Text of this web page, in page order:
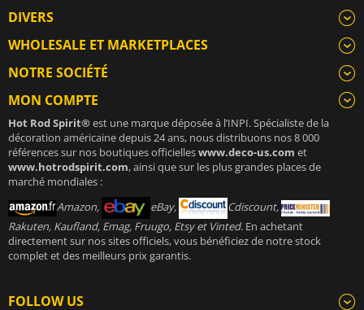
DIVERS
WHOLESALE ET MARKETPLACES
NOTRE SOCIÉTÉ
MON COMPTE
Hot Rod Spirit®est une marque déposée à l’INPI. Spécialiste de la
décoration américaine depuis 24 ans, nous distribuons nos 8 000
références sur nos boutiques officielleswww.deco-us.com et
www.hotrodspirit.com, ainsi que sur les plus grandes places de
marché mondiales :
Amazon,
eBay,
Cdiscount,
Rakuten, Kaufland, Emag, Fruugo, Etsy et Vinted. En achetant
directement sur nos sites officiels, vous bénéficiez de notre stock
complet et des meilleurs prix garantis.
FOLLOW US